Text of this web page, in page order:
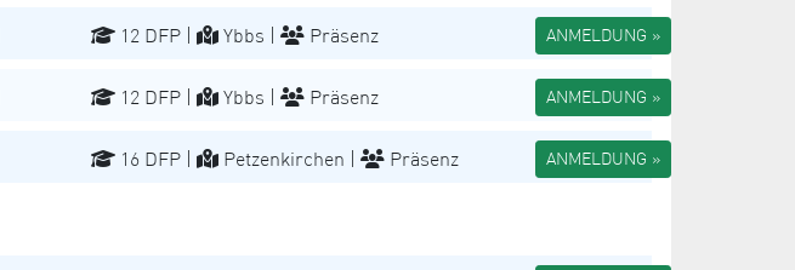
12 DFP | Ybbs | Präsenz ANMELDUNG »
12 DFP | Ybbs | Präsenz ANMELDUNG »
16 DFP | Petzenkirchen | Präsenz ANMELDUNG »